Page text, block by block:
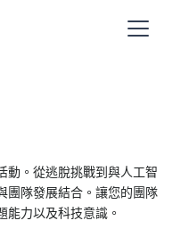
動。從逃脫挑戰到與人工智
團隊發展結合。讓您的團隊
能力以及科技意識。